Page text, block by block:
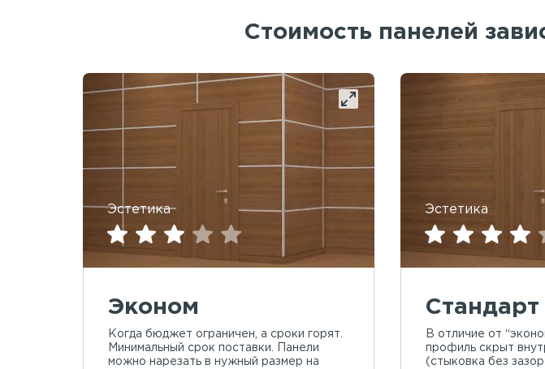
Стоимость панелей
Эстетика
Эконом
Когда бюджет ограничен, а сроки горят.
Минимальный срок поставки. Панели
можно нарезать в нужный размер на
Эстетика
Стандарт
В отличие от
профиль скрыт
(стыковка без